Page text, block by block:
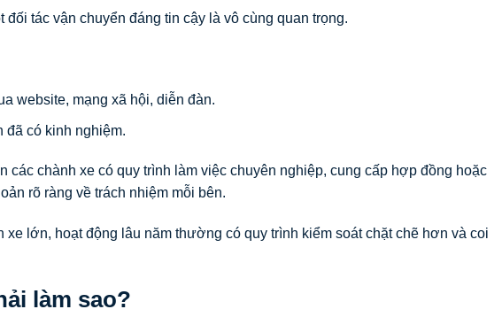
tác vận chuyển đáng tin cậy là vô cùng quan trọng.
website, mạng xã hội, diễn đàn.
có kinh nghiệm.
các chành xe có quy trình làm việc chuyên nghiệp, cung cấp hợp đồng hoặc
rõ ràng về trách nhiệm mỗi bên.
xe lớn, hoạt động lâu năm thường có quy trình kiểm soát chặt chẽ hơn và coi
làm sao?